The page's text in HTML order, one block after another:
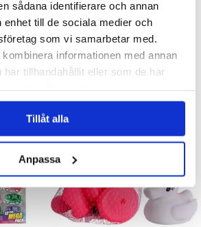
sådana identifierare och annan
enhet till de sociala medier och
som vi samarbetar med.
informationen med annan
har tillhandahållit eller som de har
Tillåt alla
Anpassa
- Grön
129 kr